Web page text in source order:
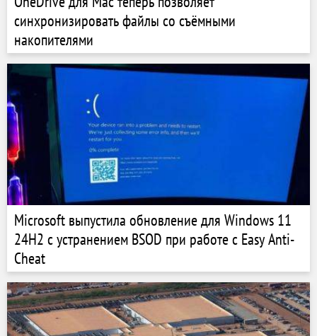
синхронизировать файлы со съёмными
накопителями
Microsoft выпустила обновление для Windows 11
24H2 c устранением BSOD при работе с Easy Anti-
Cheat